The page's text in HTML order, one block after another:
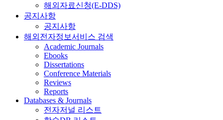
해외자료신청(E-DDS)
공지사항
공지사항
해외전자정보서비스 검색
Academic Journals
Ebooks
Dissertations
Conference Materials
Reviews
Reports
Databases & Journals
전자저널 리스트